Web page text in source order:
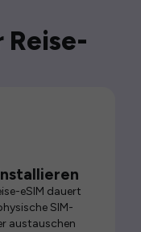
eSIM dauert
SIM-
austauschen